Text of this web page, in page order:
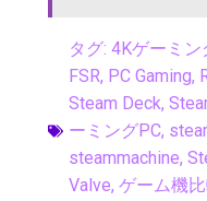
タグ: 4Kゲーミン
FSR, PC Gaming,
Steam Deck,
ーミングPC,
steammachine,
Valve, ゲーム機